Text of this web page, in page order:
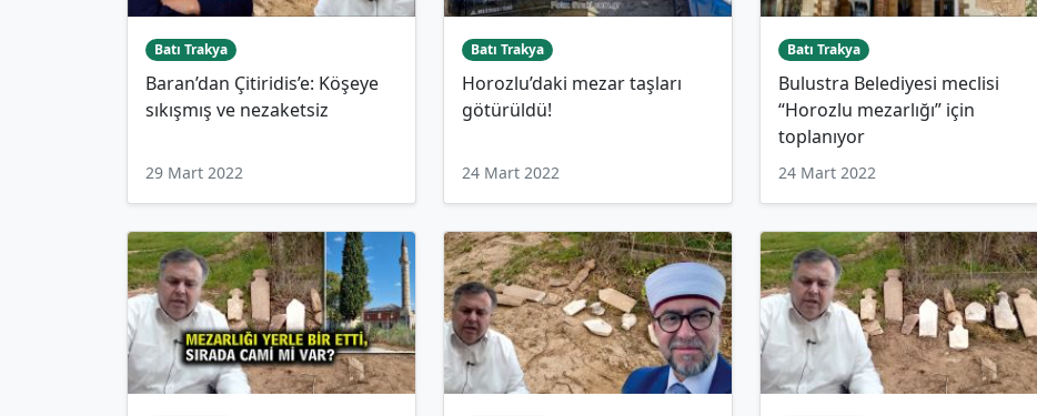
Batı Trakya
Baran’dan Çitiridis’e: Köşeye
sıkışmış ve nezaketsiz
29 Mart 2022
Batı Trakya
Horozlu’daki mezar taşları
götürüldü!
24 Mart 2022
Batı Trakya
Bulustra Belediyesi meclisi
“Horozlu mezarlığı” için
toplanıyor
24 Mart 2022